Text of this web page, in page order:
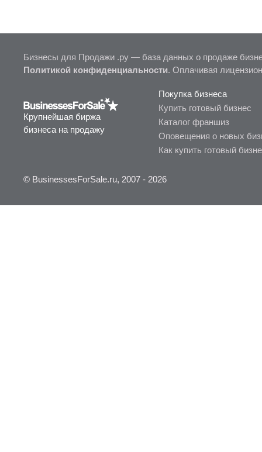
Бизнесы для Продажи .ру — база данных о продаже
Политикой конфиденциальности. Оплачивая
Крупнейшая биржа
бизнеса на продажу
Покупка бизнеса
Купить готовый бизнес
Каталог франшиз
Оповещения о новых
Как купить готовый
© BusinessesForSale.ru, 2007 - 2026